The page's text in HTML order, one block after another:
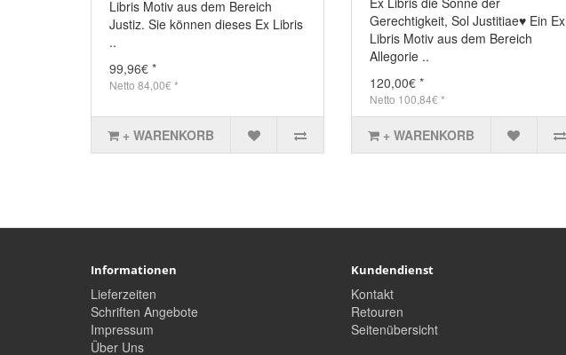
Libris Motiv aus dem Bereich
Justiz. Sie können dieses Ex Libris
..
99,96€ *
Netto 84,00€ *
+ WARENKORB
Gerechtigkeit, Sol Justitiae♥ Ein Ex
Libris Motiv aus dem Bereich
Allegorie ..
120,00€ *
Netto 100,84€ *
+ WARENKORB
Informationen
Lieferzeiten
Schriften Angebote
Impressum
Über Uns
Kundendienst
Kontakt
Retouren
Seitenübersicht